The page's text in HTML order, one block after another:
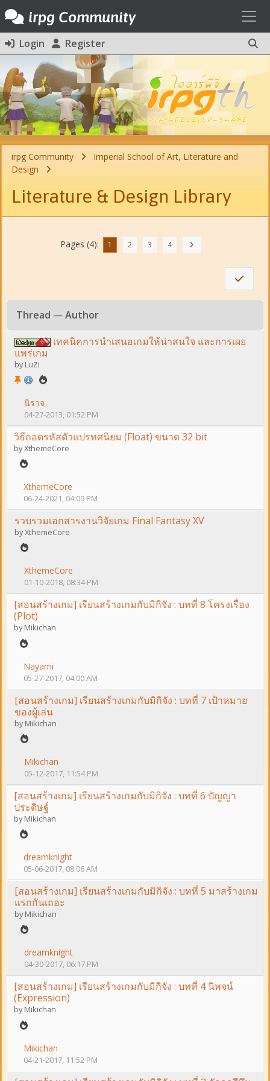
irpg Community
Login Register
irpg Community
Imperial School of Art, Literature and
Design
Literature & Design Library
Pages (4): 1 2 3 4
Thread —Author
เทคนิคการนำเสนอเกมให้น่าสนใจ และการเผย
แพร่เกม
byLuZi
นิราจ
04-27-2013, 01:52 PM
วิธีถอดรหัสตัวแปรทศนิยม (Float) ขนาด 32 bit
byXthemeCore
XthemeCore
06-24-2021, 04:09 PM
รวบรวมเอกสารงานวิจัยเกม Final Fantasy XV
byXthemeCore
XthemeCore
01-10-2018, 08:34 PM
[สอนสร้างเกม] เรียนสร้างเกมกับมิกิจัง : บทที่ 8 โครงเรื่อง
(Plot)
byMikichan
Nayami
05-27-2017, 04:00 AM
[สอนสร้างเกม] เรียนสร้างเกมกับมิกิจัง : บทที่ 7 เป้าหมาย
ของผู้เล่น
byMikichan
Mikichan
05-12-2017, 11:54 PM
[สอนสร้างเกม] เรียนสร้างเกมกับมิกิจัง : บทที่ 6 ปัญญา
ประดิษฐ์
byMikichan
dreamknight
05-06-2017, 08:06 AM
[สอนสร้างเกม] เรียนสร้างเกมกับมิกิจัง : บทที่ 5 มาสร้างเกม
แรกกันเถอะ
byMikichan
dreamknight
04-30-2017, 06:17 PM
[สอนสร้างเกม] เรียนสร้างเกมกับมิกิจัง : บทที่ 4 นิพจน์
(Expression)
byMikichan
Mikichan
04-21-2017, 11:52 PM